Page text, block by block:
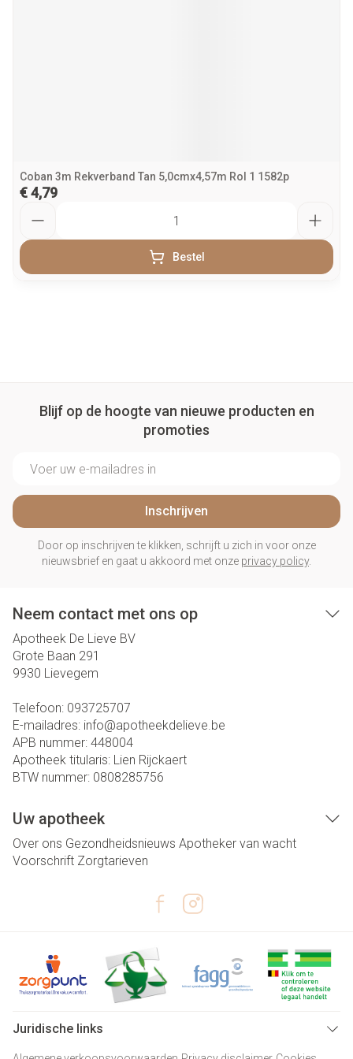
Coban 3m Rekverband Tan 5,0cmx4,57m Rol 1 1582p
€ 4,79
Bestel
Blijf op de hoogte van nieuwe producten en
promoties
Inschrijven
Door op inschrijven te klikken, schrijft u zich in voor onze
nieuwsbrief en gaat u akkoord met onze privacy policy.
Neem contact met ons op
Apotheek De Lieve BV
Grote Baan 291
9930 Lievegem
Telefoon: 093725707
E-mailadres: info@apotheekdelieve.be
APB nummer: 448004
Apotheek titularis: Lien Rijckaert
BTW nummer: 0808285756
Uw apotheek
Over ons Gezondheidsnieuws Apotheker van wacht
Voorschrift Zorgtarieven
Juridische links